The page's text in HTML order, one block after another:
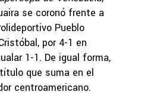
se coronó frente a
Pueblo
por 4-1 en
1-1. De igual forma,
que suma en el
centroamericano.